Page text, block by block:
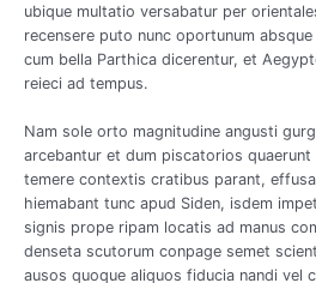
ubique multatio versabatur per
recensere puto nunc oportunum
cum bella Parthica dicerentur, et
reieci ad tempus.
Nam sole orto magnitudine angusti
arcebantur et dum piscatorios quaerunt
temere contextis cratibus parant,
hiemabant tunc apud Siden, isdem
signis prope ripam locatis ad manus
denseta scutorum conpage semet
ausos quoque aliquos fiducia nandi vel